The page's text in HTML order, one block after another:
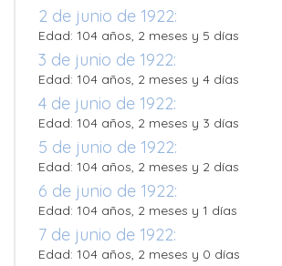
2 de junio de 1922:
Edad: 104 años, 2 meses y 5 días
3 de junio de 1922:
Edad: 104 años, 2 meses y 4 días
4 de junio de 1922:
Edad: 104 años, 2 meses y 3 días
5 de junio de 1922:
Edad: 104 años, 2 meses y 2 días
6 de junio de 1922:
Edad: 104 años, 2 meses y 1 días
7 de junio de 1922:
Edad: 104 años, 2 meses y 0 días